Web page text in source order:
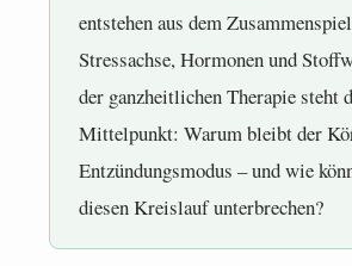
entstehen aus dem
Stressachse, Hormonen und
der ganzheitlichen Therapie steht
Mittelpunkt: Warum bleibt der
Entzündungsmodus – und wie
diesen Kreislauf unterbrechen?